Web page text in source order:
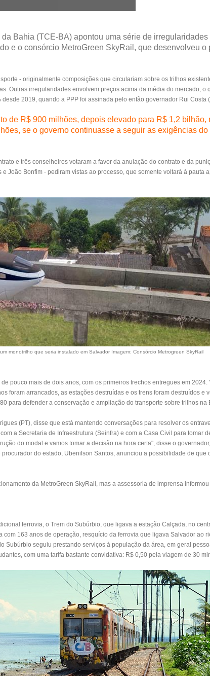
Bahia (TCE-BA) apontou uma série de
e o consórcio MetroGreen SkyRail, que desenvolveu o
- originalmente composições que circulariam sobre os trilhos
Outras irregularidades envolvem preços acima da média do mercado, o
2019, quando a PPP foi assinada pelo então governador Rui Costa
de R$ 900 milhões, depois elevado para R$ 1,2
se o governo continuasse a seguir as exigências
e três conselheiros votaram a favor da anulação do contrato e da
João Bonfim - pediram vistas ao processo, que somente voltará à pauta
monotrilho que seria instalado em Salvador Imagem: Consórcio Metrogreen SkyRail
pouco mais de dois anos, com os primeiros trechos entregues em 2024.
foram arrancados, as estações destruídas e os trens foram destruídos e
para defender a conservação e ampliação do transporte sobre trilhos na
(PT), disse que está mantendo conversações para resolver os
a Secretaria de Infraestrutura (Seinfra) e com a Casa Civil para tomar
do modal e vamos tomar a decisão na hora certa", disse o
do estado, Ubenilson Santos, anunciou a possibilidade de que
da MetroGreen SkyRail, mas a assessoria de imprensa
ferrovia, o Trem do Subúrbio, que ligava a estação Calçada, no
163 anos de operação, resquício da ferrovia que ligava Salvador ao
Subúrbio seguiu prestando serviços à população da área, em geral
com uma tarifa bastante convidativa: R$ 0,50 pela viagem de 30